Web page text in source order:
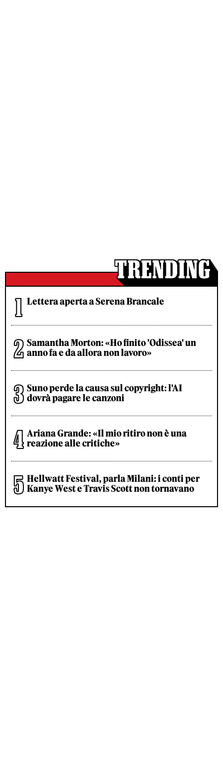
Lettera aperta a Serena Brancale
Samantha Morton: «Ho finito 'Odissea' un
anno fa e da allora non lavoro»
Suno perde la causa sul copyright: l'AI
dovrà pagare le canzoni
Ariana Grande: «Il mio ritiro non è una
reazione alle critiche»
Hellwatt Festival, parla Milani: i conti per
Kanye West e Travis Scott non tornavano